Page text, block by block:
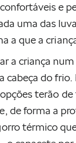
e
uma das
a que a
a criança
cabeça do
terão
de forma a
térmico